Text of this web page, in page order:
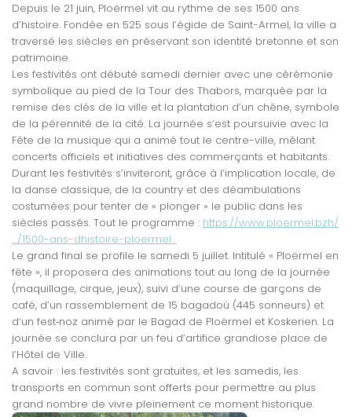
Depuis le 21 juin, Ploërmel vit au rythme de ses 1500 ans
d’histoire. Fondée en 525 sous l’égide de Saint-Armel, la ville a
traversé les siècles en préservant son identité bretonne et son
patrimoine.
Les festivités ont débuté samedi dernier avec une cérémonie
symbolique au pied de la Tour des Thabors, marquée par la
remise des clés de la ville et la plantation d’un chêne, symbole
de la pérennité de la cité. La journée s’est poursuivie avec la
Fête de la musique qui a animé tout le centre-ville, mêlant
concerts officiels et initiatives des commerçants et habitants.
Durant les festivités s’inviteront, grâce à l’implication locale, de
la danse classique, de la country et des déambulations
costumées pour tenter de « plonger » le public dans les
siècles passés. Tout le programme : https://www.ploermel.bzh/
…/1500-ans-dhistoire-ploermel…
Le grand final se profile le samedi 5 juillet. Intitulé « Ploërmel en
fête », il proposera des animations tout au long de la journée
(maquillage, cirque, jeux), suivi d’une course de garçons de
café, d’un rassemblement de 15 bagadoù (445 sonneurs) et
d’un fest‑noz animé par le Bagad de Ploërmel et Koskerien. La
journée se conclura par un feu d’artifice grandiose place de
l’Hôtel de Ville.
A savoir : les festivités sont gratuites, et les samedis, les
transports en commun sont offerts pour permettre au plus
grand nombre de vivre pleinement ce moment historique.